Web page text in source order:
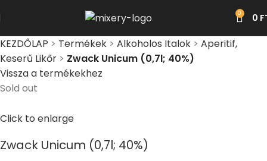
0 0
KEZDŐLAP > Termékek > Alkoholos Italok > Aperitif,
Keserű Likőr > Zwack Unicum (0,7l; 40%)
Vissza a termékekhez
Sold out
Click to enlarge
Zwack Unicum (0,7l; 40%)